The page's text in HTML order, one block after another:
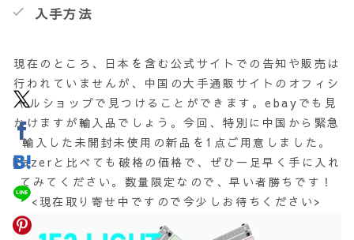
入手方法
現在のところ、日本を含む公式サイトでの告知や販売は
行われていませんが、中国の大手通販サイトのオフィシ
ャルショップで見つけることができます。ebayでも見
かけますが輸入品でしょう。今回、特別に中国から緊急
輸入した未開封未使用の新品を1点ご用意しました。
Razerと比べても破格の価格で、ぜひ一足早く手に入れ
てみてください。数量限定なので、早い者勝ちです！
<現在取り寄せ中ですので今少しお待ちください>